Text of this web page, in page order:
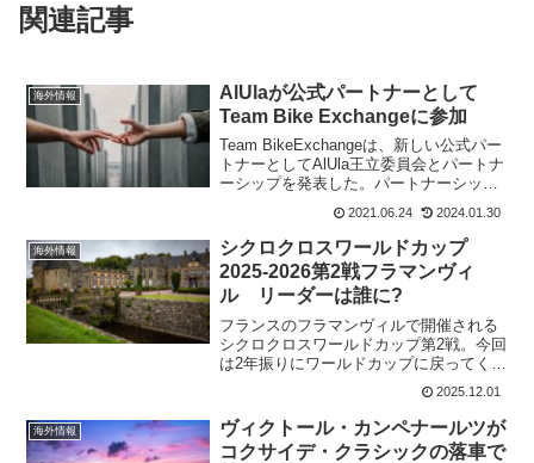
関連記事
海外情報
AlUlaが公式パートナーとして
Team Bike Exchangeに参加
Team BikeExchangeは、新しい公式パー
トナーとしてAlUla王立委員会とパートナ
ーシップを発表した。パートナーシップ
は7月から実行され、2021年から2023年
12月まで締結される。Team
BikeExchangeも、昨年末...
2021.06.24 2024.01.30
海外情報
シクロクロスワールドカップ
2025-2026第2戦フラマンヴィ
ル リーダーは誰に?
フランスのフラマンヴィルで開催される
シクロクロスワールドカップ第2戦。今回
は2年振りにワールドカップに戻ってく
る。前回優勝者の男子エリ・イーゼルビ
ットは不在。女子のルシンダ・ブランド
は第1戦でリーダーとなったけれど今回ト
レーニングに専念で不...
2025.12.01
海外情報
ヴィクトール・カンペナールツが
コクサイデ・クラシックの落車で